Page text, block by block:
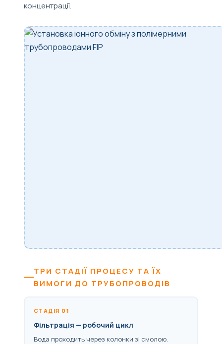
концентрації.
ТРИ СТАДІЇ ПРОЦЕСУ ТА ЇХ
ВИМОГИ ДО ТРУБОПРОВОДІВ
СТАДІЯ 01
Фільтрація — робочий цикл
Вода проходить через колонки зі смолою.